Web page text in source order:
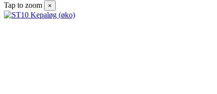
Tap to zoom ×